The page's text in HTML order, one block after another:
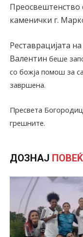
Преосвештенство
каменички г.
Реставрацијата
Валентин беше
со божја помош за
завршена.
Пресвета
грешните.
ДОЗНАЈ